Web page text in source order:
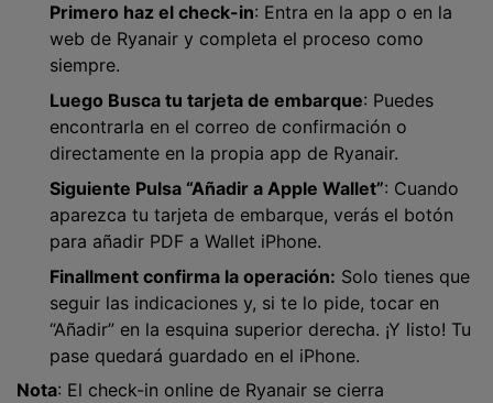
Primero haz el check-in: Entra en la app o en la
web de Ryanair y completa el proceso como
siempre.
Luego Busca tu tarjeta de embarque: Puedes
encontrarla en el correo de confirmación o
directamente en la propia app de Ryanair.
Siguiente Pulsa “Añadir a Apple Wallet”: Cuando
aparezca tu tarjeta de embarque, verás el botón
para añadir PDF a Wallet iPhone.
Finallment confirma la operación: Solo tienes que
seguir las indicaciones y, si te lo pide, tocar en
“Añadir” en la esquina superior derecha. ¡Y listo! Tu
pase quedará guardado en el iPhone.
Nota: El check-in online de Ryanair se cierra